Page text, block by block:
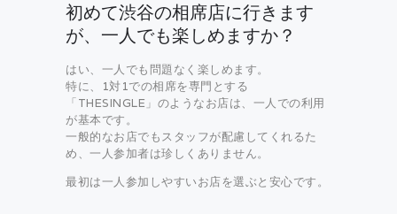
初めて渋谷の相席店に行きます
が、一人でも楽しめますか？
はい、一人でも問題なく楽しめます。
特に、1対1での相席を専門とする
「THESINGLE」のようなお店は、一人での利用
が基本です。
一般的なお店でもスタッフが配慮してくれるた
め、一人参加者は珍しくありません。
最初は一人参加しやすいお店を選ぶと安心です。